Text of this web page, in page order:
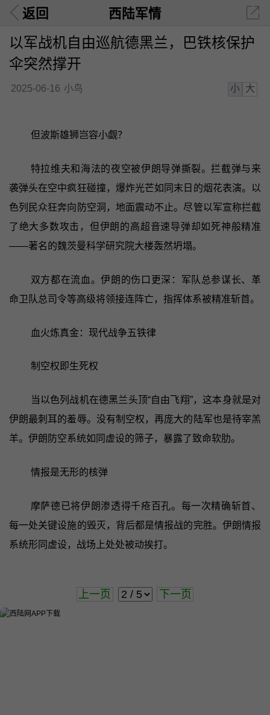
返回 西陆军情
以军战机自由巡航德黑兰，巴铁核保护
伞突然撑开
2025-06-16 小鸟 小 大
但波斯雄狮岂容小觑？
特拉维夫和海法的夜空被伊朗导弹撕裂。拦截弹与来
袭弹头在空中疯狂碰撞，爆炸光芒如同末日的烟花表演。以
色列民众狂奔向防空洞，地面震动不止。尽管以军宣称拦截
了绝大多数攻击，但伊朗的高超音速导弹却如死神般精准
——著名的魏茨曼科学研究院大楼轰然坍塌。
双方都在流血。伊朗的伤口更深：军队总参谋长、革
命卫队总司令等高级将领接连阵亡，指挥体系被精准斩首。
血火炼真金：现代战争五铁律
制空权即生死权
当以色列战机在德黑兰头顶“自由飞翔”，这本身就是对
伊朗最刺耳的羞辱。没有制空权，再庞大的陆军也是待宰羔
羊。伊朗防空系统如同虚设的筛子，暴露了致命软肋。
情报是无形的核弹
摩萨德已将伊朗渗透得千疮百孔。每一次精确斩首、
每一处关键设施的毁灭，背后都是情报战的完胜。伊朗情报
系统形同虚设，战场上处处被动挨打。
上一页 下一页